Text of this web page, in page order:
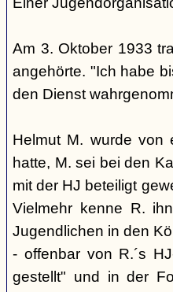
Am 3. Oktober 1933
angehörte. "Ich habe
den Dienst
Helmut M. wurde von
hatte, M. sei bei den
mit der HJ beteiligt
Vielmehr kenne R.
Jugendlichen in den
- offenbar von R.´s
gestellt" und in der